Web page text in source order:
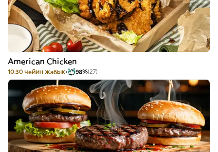
American Chicken
10:30 чейин жабык 98%(27)